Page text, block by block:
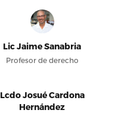
Lic Jaime Sanabria
Profesor de derecho
Lcdo Josué Cardona
Hernández